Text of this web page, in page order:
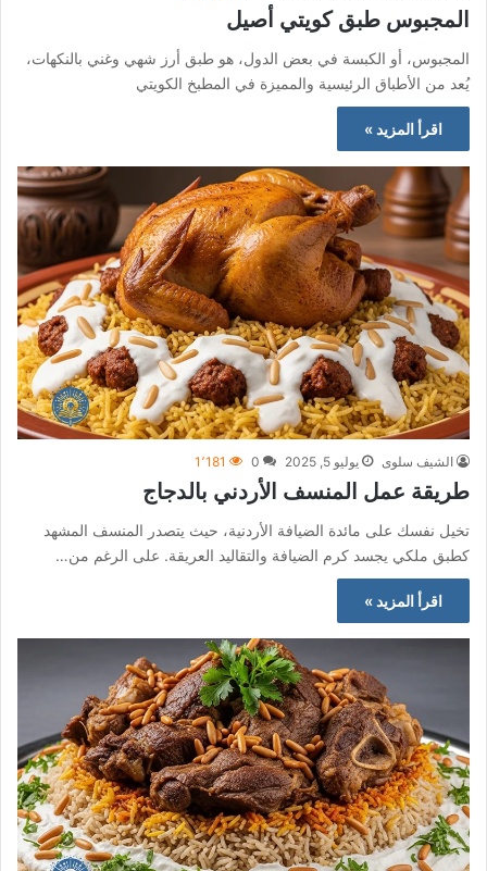
المجبوس طبق كويتي أصيل
المجبوس، أو الكبسة في بعض الدول، هو طبق أرز شهي وغني بالنكهات،
يُعد من الأطباق الرئيسية والمميزة في المطبخ الكويتي
اقرأ المزيد »
الشيف سلوى يوليو 5, 2025 0 1٬181
طريقة عمل المنسف الأردني بالدجاج
تخيل نفسك على مائدة الضيافة الأردنية، حيث يتصدر المنسف المشهد
كطبق ملكي يجسد كرم الضيافة والتقاليد العريقة. على الرغم من…
اقرأ المزيد »